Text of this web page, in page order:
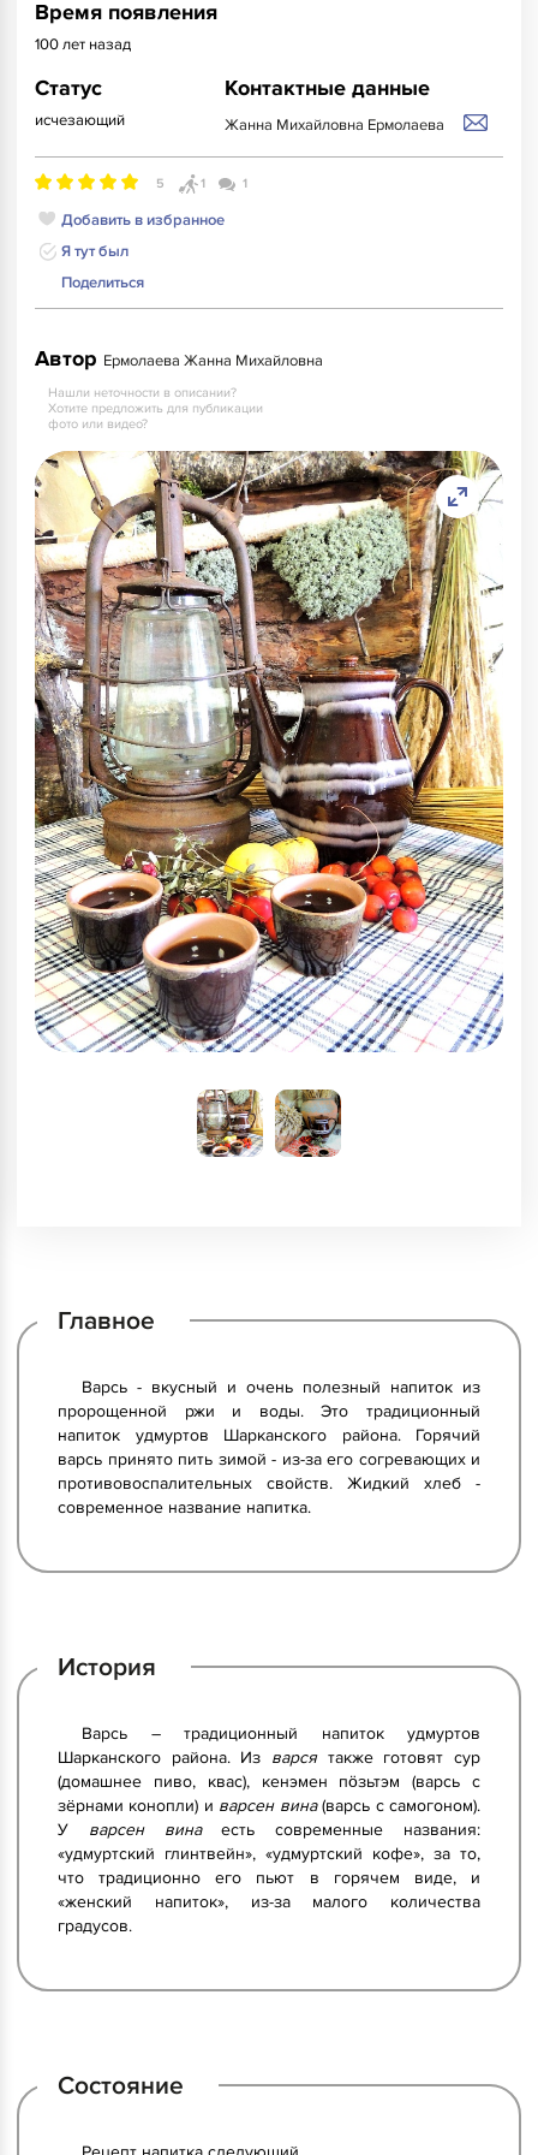
Время появления
100 лет назад
Статус
исчезающий
Контактные данные
Жанна Михайловна Ермолаева
5 1 1
Добавить в избранное
Я тут был
Поделиться
Автор Ермолаева Жанна Михайловна
Нашли неточности в описании?
Хотите предложить для публикации
фото или видео?
Главное
Варсь - вкусный и очень полезный напиток из
пророщенной ржи и воды. Это традиционный
напиток удмуртов Шарканского района. Горячий
варсь принято пить зимой - из-за его согревающих и
противовоспалительных свойств. Жидкий хлеб -
современное название напитка.
История
Варсь – традиционный напиток удмуртов
Шарканского района. Из варсятакже готовят сур
(домашнее пиво, квас), кенэмен пӧзьтэм (варсь с
зёрнами конопли) и варсен вина(варсь с самогоном).
У варсен винаесть современные названия:
«удмуртский глинтвейн», «удмуртский кофе», за то,
что традиционно его пьют в горячем виде, и
«женский напиток», из-за малого количества
градусов.
Состояние